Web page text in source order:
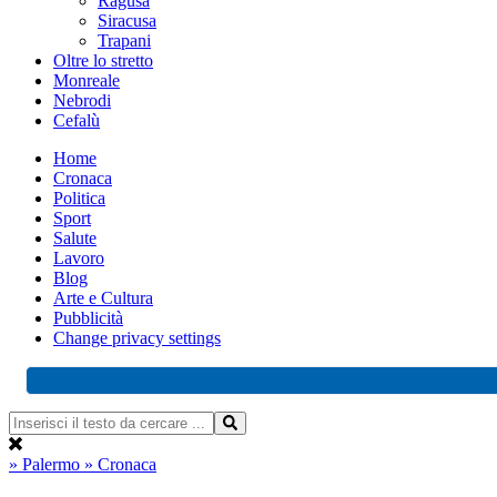
Siracusa
Trapani
Oltre lo stretto
Monreale
Nebrodi
Cefalù
Home
Cronaca
Politica
Sport
Salute
Lavoro
Blog
Arte e Cultura
Pubblicità
Change privacy settings
» Palermo » Cronaca